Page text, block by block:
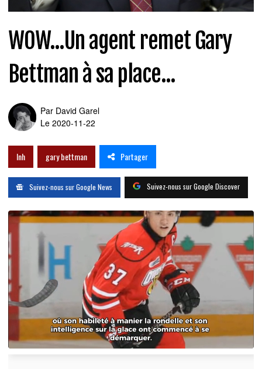
WOW...Un agent remet Gary
Bettman à sa place...
Par David Garel
Le 2020-11-22
lnh gary bettman Partager
Suivez-nous sur Google News Suivez-nous sur Google Discover